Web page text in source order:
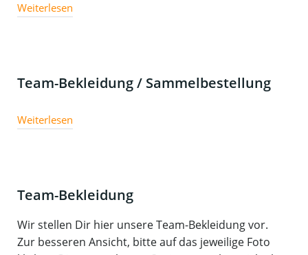
Weiterlesen
Team-Bekleidung / Sammelbestellung
Weiterlesen
Team-Bekleidung
Wir stellen Dir hier unsere Team-Bekleidung vor.
Zur besseren Ansicht, bitte auf das jeweilige Foto